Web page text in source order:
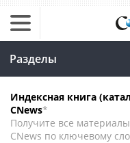
Разделы
Индексная книга
CNews*
Получите все материалы
CNews по ключевому